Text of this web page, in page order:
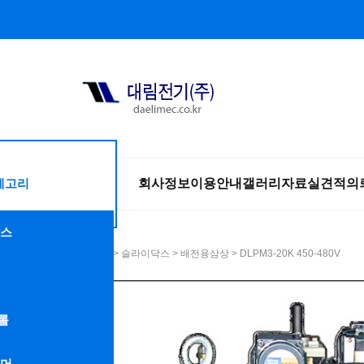
고리 회사정보이용안내 갤러리 자료실 견적의
> 슬라이닥스 > 배전용삼상 > DLPM3-20K 450-480V